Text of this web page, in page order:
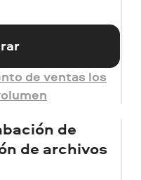
de ventas los
de
de archivos